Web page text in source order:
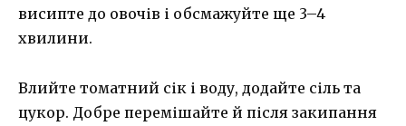
висипте до овочів і обсмажуйте ще 3–4
хвилини.
Влийте томатний сік і воду, додайте сіль та
цукор. Добре перемішайте й після закипання